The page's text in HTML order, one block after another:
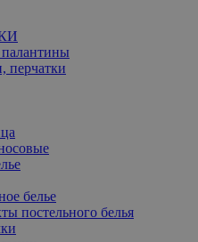
перчатки
белье
постельного белья